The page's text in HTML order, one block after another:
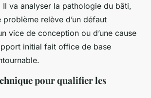
Il va analyser la pathologie du bâti,
relève d’un défaut
vice de conception ou d’une cause
initial fait office de base
pour qualifier les